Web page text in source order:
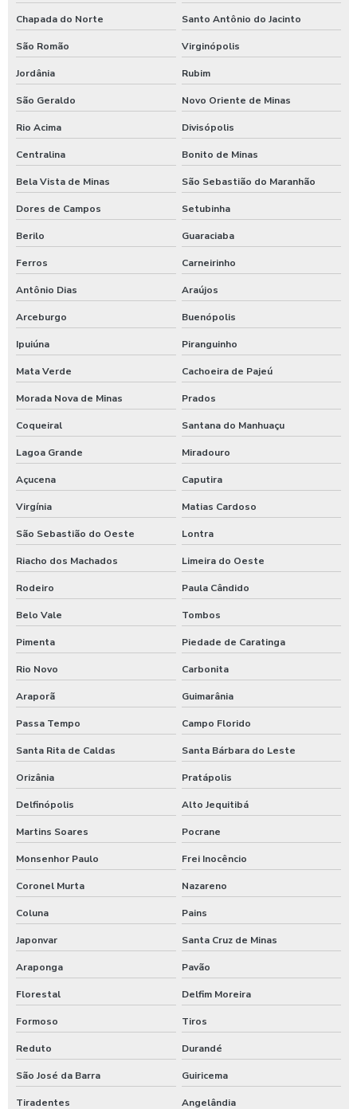
Chapada do Norte Santo Antônio do Jacinto
São Romão Virginópolis
Jordânia Rubim
São Geraldo Novo Oriente de Minas
Rio Acima Divisópolis
Centralina Bonito de Minas
Bela Vista de Minas São Sebastião do Maranhão
Dores de Campos Setubinha
Berilo Guaraciaba
Ferros Carneirinho
Antônio Dias Araújos
Arceburgo Buenópolis
Ipuiúna Piranguinho
Mata Verde Cachoeira de Pajeú
Morada Nova de Minas Prados
Coqueiral Santana do Manhuaçu
Lagoa Grande Miradouro
Açucena Caputira
Virgínia Matias Cardoso
São Sebastião do Oeste Lontra
Riacho dos Machados Limeira do Oeste
Rodeiro Paula Cândido
Belo Vale Tombos
Pimenta Piedade de Caratinga
Rio Novo Carbonita
Araporã Guimarânia
Passa Tempo Campo Florido
Santa Rita de Caldas Santa Bárbara do Leste
Orizânia Pratápolis
Delfinópolis Alto Jequitibá
Martins Soares Pocrane
Monsenhor Paulo Frei Inocêncio
Coronel Murta Nazareno
Coluna Pains
Japonvar Santa Cruz de Minas
Araponga Pavão
Florestal Delfim Moreira
Formoso Tiros
Reduto Durandé
São José da Barra Guiricema
Tiradentes Angelândia